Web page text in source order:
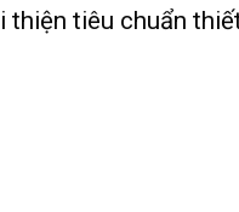
tiêu chuẩn